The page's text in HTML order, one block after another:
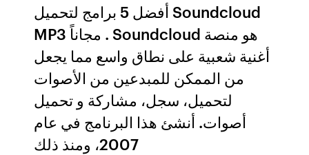
أفضل 5 برامج لتحميل Soundcloud
MP3 مجاناً . Soundcloud هو منصة
أغنية شعبية على نطاق واسع مما يجعل
من الممكن للمبدعين من الأصوات
لتحميل، سجل، مشاركة و تحميل
أصوات. أنشئ هذا البرنامج في عام
2007، ومنذ ذلك